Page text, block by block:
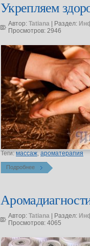
Укрепляем
Автор: Tatiana | Раздел:
Просмотров: 2946
Теги: массаж, ароматерапия
Подробнее
Автор: Tatiana | Раздел:
Просмотров: 4065